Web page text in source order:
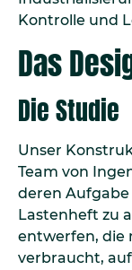
Kontrolle und
Das
Die Studie
Unser
Team von
deren Aufgabe
Lastenheft zu
entwerfen, die
verbraucht,